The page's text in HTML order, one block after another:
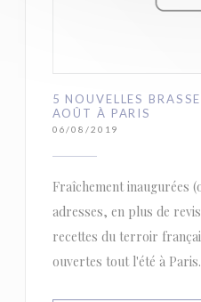
5 NOUVELLES
AOÛT À PARIS
06/08/2019
Fraîchement inaugurées
adresses, en plus de
recettes du terroir
ouvertes tout l'été à Paris.